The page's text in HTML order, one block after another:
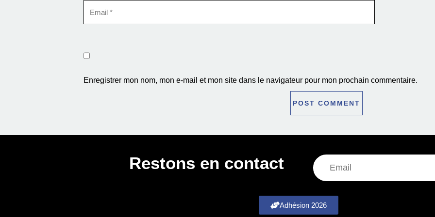
Enregistrer mon nom, mon e-mail et mon site dans le navigateur pour mon prochain commentaire.
Restons en contact
Adhésion 2026